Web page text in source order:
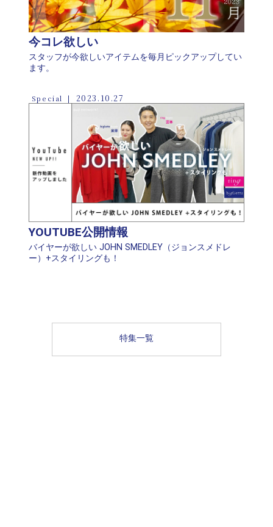
今コレ欲しい
スタッフが今欲しいアイテムを毎月ピックアップしてい
ます。
Special 2023.10.27
YOUTUBE公開情報
バイヤーが欲しい JOHN SMEDLEY（ジョンスメドレ
ー）+スタイリングも！
特集一覧